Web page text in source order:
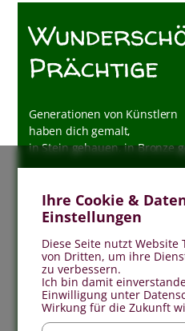
Prächtige
Generationen von Künstlern
haben dich gemalt,
in Stein gehauen, in Bronze
als Schmerzensmutter,
als strahlende
über dein Aussehen
Entsprachst du dem
Genau wie wir
warst du dem Altern
Ihre Cookie &
Einstellungen
Diese Seite nutzt Website
von Dritten, um ihre
zu verbessern.
Ich bin damit
Einwilligung unter
Wirkung für die Zukunft